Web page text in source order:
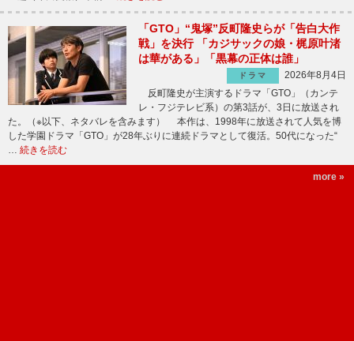
「GTO」“鬼塚”反町隆史らが「告白大作
戦」を決行 「カジサックの娘・梶原叶渚
は華がある」「黒幕の正体は誰」
ドラマ
2026年8月4日
反町隆史が主演するドラマ「GTO」（カンテ
レ・フジテレビ系）の第3話が、3日に放送され
た。（※以下、ネタバレを含みます） 本作は、1998年に放送されて人気を博
した学園ドラマ「GTO」が28年ぶりに連続ドラマとして復活。50代になった“
… 続きを読む
more »